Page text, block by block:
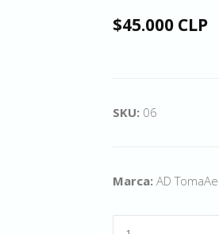
$45.000 CLP
SKU: 06
Marca: AD